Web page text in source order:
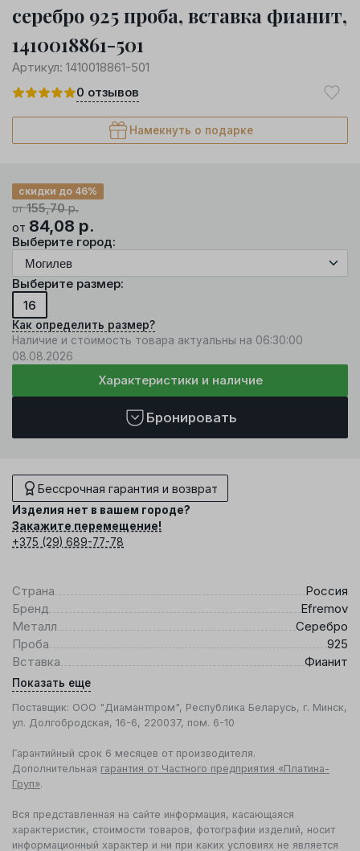
серебро 925 проба, вставка фианит,
1410018861-501
Артикул: 1410018861-501
0 отзывов
Намекнуть о подарке
от155,70р.
скидки до 46%
от 84,08 р.
Выберите город:
Выберите размер:
16
Как определить размер?
Наличие и стоимость товара актуальны на 06:30:00
08.08.2026
Характеристики и наличие
Бронировать
Бессрочная гарантия и возврат
Изделия нет в вашем городе?
Закажите перемещение!
+375 (29) 689-77-78
Страна
Россия
Бренд
Efremov
Металл
Серебро
Проба
925
Вставка
Фианит
Показать еще
Поставщик: ООО "Диамантпром", Республика Беларусь, г. Минск,
ул. Долгобродская, 16-6, 220037, пом. 6-10
Гарантийный срок 6 месяцев от производителя.
Дополнительная гарантия от Частного предприятия «Платина-
Груп».
Вся представленная на сайте информация, касающаяся
характеристик, стоимости товаров, фотографии изделий, носит
информационный характер и ни при каких условиях не является